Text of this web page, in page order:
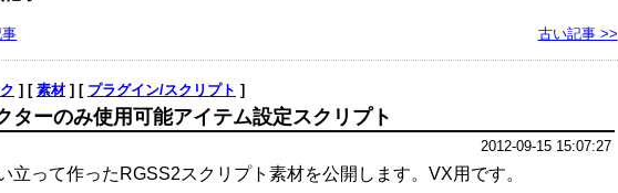
古い記事 >>
] [ 素材] [ プラグイン/スクリプト ]
ターのみ使用可能アイテム設定スクリプト
2012-09-15 15:07:27
立って作ったRGSS2スクリプト素材を公開します。VX用です。